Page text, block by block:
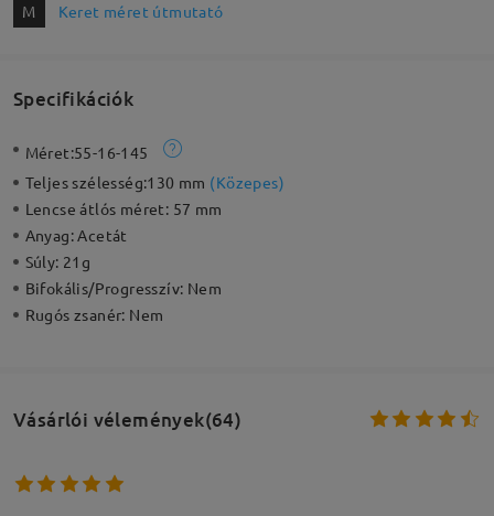
M Keret méret útmutató
Specifikációk
Méret:55-16-145
Teljes szélesség:130 mm (Közepes)
Lencse átlós méret: 57 mm
Anyag:Acetát
Súly: 21g
Bifokális/Progresszív: Nem
Rugós zsanér: Nem
Vásárlói vélemények(64)